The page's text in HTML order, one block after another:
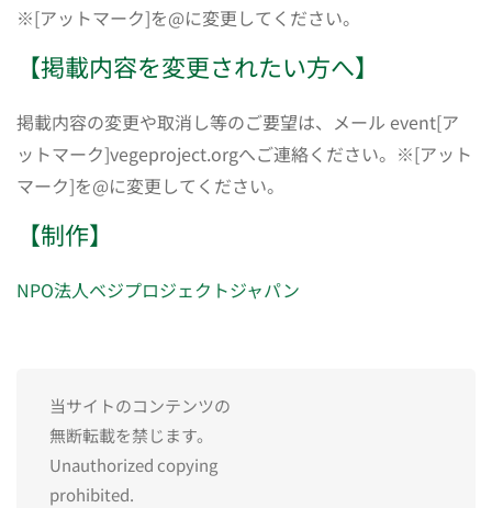
※[アットマーク]を@に変更してください。
【掲載内容を変更されたい方へ】
掲載内容の変更や取消し等のご要望は、メール event[ア
ットマーク]vegeproject.orgへご連絡ください。※[アット
マーク]を@に変更してください。
【制作】
NPO法人ベジプロジェクトジャパン
当サイトのコンテンツの
無断転載を禁じます。
Unauthorized copying
prohibited.